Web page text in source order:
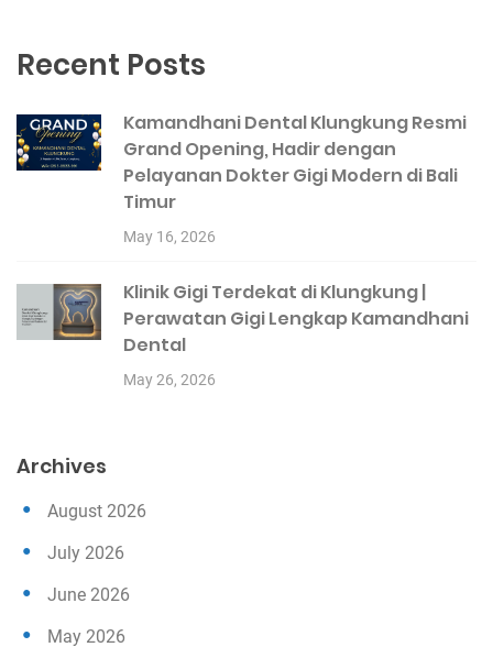
Recent Posts
Kamandhani Dental Klungkung Resmi
Grand Opening, Hadir dengan
Pelayanan Dokter Gigi Modern di Bali
Timur
May 16, 2026
Klinik Gigi Terdekat di Klungkung |
Perawatan Gigi Lengkap Kamandhani
Dental
May 26, 2026
Archives
August 2026
July 2026
June 2026
May 2026